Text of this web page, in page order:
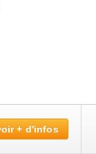
+ d'infos